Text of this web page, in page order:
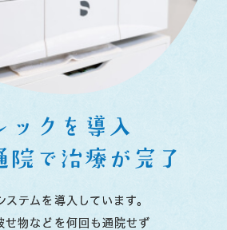
ックを導入
院で治療が完了
ステムを導入しています。
せ物などを何回も通院せず